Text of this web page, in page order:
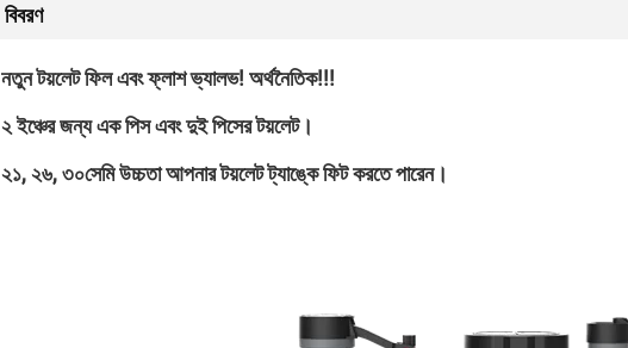
বিবরণ
নতুন টয়লেট ফিল এবং ফ্লাশ ভ্যালভ! অর্থনৈতিক!!!
২ ইঞ্চের জন্য এক পিস এবং দুই পিসের টয়লেট।
২১, ২৬, ৩০সেমি উচ্চতা আপনার টয়লেট ট্যাঙ্কে ফিট করতে পারেন।